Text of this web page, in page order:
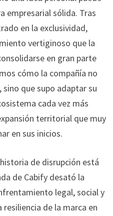
empresarial sólida. Tras
en la exclusividad,
vertiginoso que la
en gran parte
cómo la compañía no
que supo adaptar su
cada vez más
territorial que muy
en sus inicios.
de disrupción está
de Cabify desató la
legal, social y
de la marca en